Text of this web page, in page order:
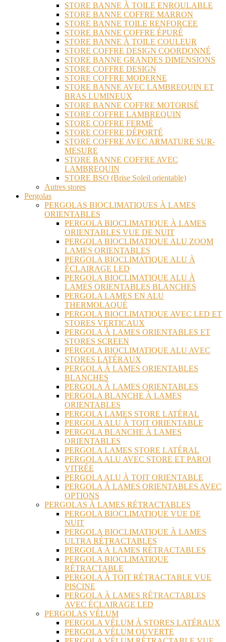
STORE BANNE À TOILE ENROULABLE
STORE BANNE COFFRE MARRON
STORE BANNE TOILE RENFORCEE
STORE BANNE COFFRE ÉPURÉ
STORE BANNE À TOILE COULEUR
STORE COFFRE DESIGN COORDONNÉ
STORE BANNE GRANDES DIMENSIONS
STORE COFFRE DESIGN
STORE COFFRE MODERNE
STORE BANNE AVEC LAMBREQUIN ET
BRAS LUMINEUX
STORE BANNE COFFRE MOTORISÉ
STORE COFFRE LAMBREQUIN
STORE COFFRE FERMÉ
STORE COFFRE DÉPORTÉ
STORE COFFRE AVEC ARMATURE SUR-
MESURE
STORE BANNE COFFRE AVEC
LAMBREQUIN
STORE BSO (Brise Soleil orientable)
Autres stores
Pergolas
PERGOLAS BIOCLIMATIQUES À LAMES
ORIENTABLES
PERGOLA BIOCLIMATIQUE À LAMES
ORIENTABLES VUE DE NUIT
PERGOLA BIOCLIMATIQUE ALU ZOOM
LAMES ORIENTABLES
PERGOLA BIOCLIMATIQUE ALU À
ÉCLAIRAGE LED
PERGOLA BIOCLIMATIQUE ALU À
LAMES ORIENTABLES BLANCHES
PERGOLA LAMES EN ALU
THERMOLAQUÉ
PERGOLA BIOCLIMATIQUE AVEC LED ET
STORES VERTICAUX
PERGOLA À LAMES ORIENTABLES ET
STORES SCREEN
PERGOLA BIOCLIMATIQUE ALU AVEC
STORES LATÉRAUX
PERGOLA À LAMES ORIENTABLES
BLANCHES
PERGOLA À LAMES ORIENTABLES
PERGOLA BLANCHE À LAMES
ORIENTABLES
PERGOLA LAMES STORE LATÉRAL
PERGOLA ALU À TOIT ORIENTABLE
PERGOLA BLANCHE À LAMES
ORIENTABLES
PERGOLA LAMES STORE LATÉRAL
PERGOLA ALU AVEC STORE ET PAROI
VITRÉE
PERGOLA ALU À TOIT ORIENTABLE
PERGOLA À LAMES ORIENTABLES AVEC
OPTIONS
PERGOLAS À LAMES RÉTRACTABLES
PERGOLA BIOCLIMATIQUE VUE DE
NUIT
PERGOLA BIOCLIMATIQUE À LAMES
ULTRA RÉTRACTABLES
PERGOLA À LAMES RÉTRACTABLES
PERGOLA BIOCLIMATIQUE
RÉTRACTABLE
PERGOLA À TOIT RÉTRACTABLE VUE
PISCINE
PERGOLA À LAMES RÉTRACTABLES
AVEC ÉCLAIRAGE LED
PERGOLAS VÉLUM
PERGOLA VÉLUM À STORES LATÉRAUX
PERGOLA VÉLUM OUVERTE